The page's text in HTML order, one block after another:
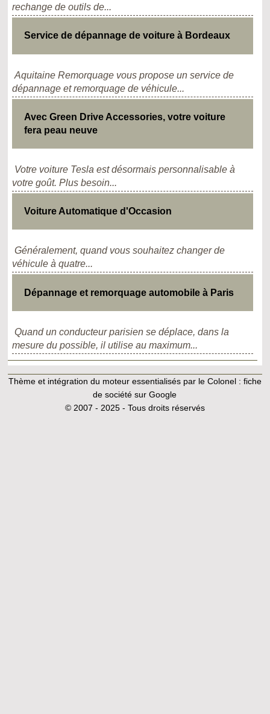
rechange de outils de...
Service de dépannage de voiture à Bordeaux
Aquitaine Remorquage vous propose un service de
dépannage et remorquage de véhicule...
Avec Green Drive Accessories, votre voiture
fera peau neuve
Votre voiture Tesla est désormais personnalisable à
votre goût. Plus besoin...
Voiture Automatique d'Occasion
Généralement, quand vous souhaitez changer de
véhicule à quatre...
Dépannage et remorquage automobile à Paris
Quand un conducteur parisien se déplace, dans la
mesure du possible, il utilise au maximum...
Thème et intégration du moteur essentialisés par le Colonel : fiche
de société sur Google
© 2007 - 2025 - Tous droits réservés